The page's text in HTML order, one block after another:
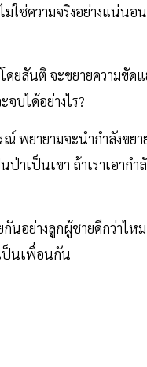
ใช่ความจริงอย่างแน่น
ยสันติ จะขยายความขั
บได้อย่างไร?
รณ์ พยายามจะนำกำลั
ป่าเป็นเขา ถ้าเราเอา
นอย่างลูกผู้ชายดีกว่าไ
ป็นเพื่อนกัน